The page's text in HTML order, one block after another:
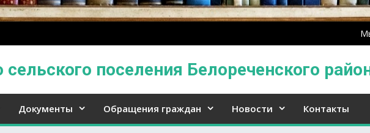
сельского поселения Белореченского
Документы Обращения граждан Новости Контакты